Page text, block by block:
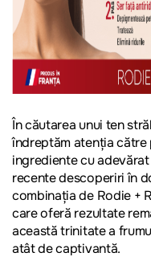
În căutarea unui ten
îndreptăm atenția
ingrediente cu
recente descoperiri în
combinația de Rodie +
care oferă rezultate
această trinitate a
atât de captivantă.